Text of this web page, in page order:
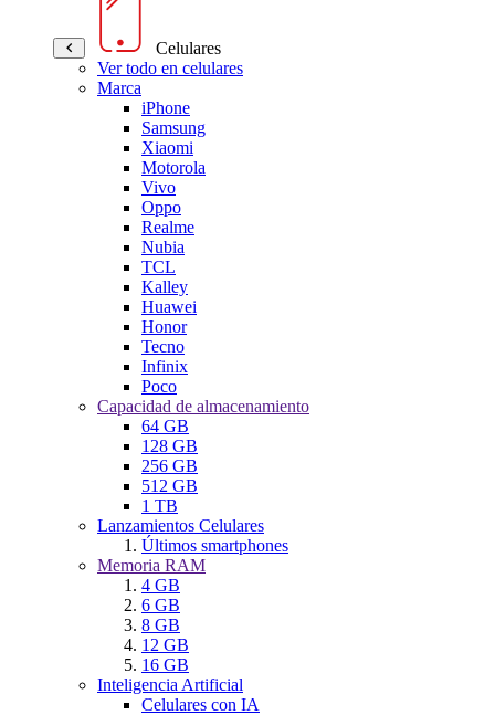
Celulares
Ver todo en celulares
Marca
iPhone
Samsung
Xiaomi
Motorola
Vivo
Oppo
Realme
Nubia
TCL
Kalley
Huawei
Honor
Tecno
Infinix
Poco
Capacidad de almacenamiento
64 GB
128 GB
256 GB
512 GB
1 TB
Lanzamientos Celulares
Últimos smartphones
Memoria RAM
4 GB
6 GB
8 GB
12 GB
16 GB
Inteligencia Artificial
Celulares con IA